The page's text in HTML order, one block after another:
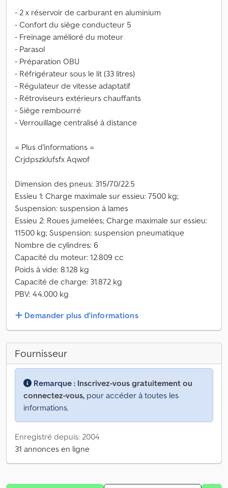
- 2 x réservoir de carburant en aluminium
- Confort du siège conducteur 5
- Freinage amélioré du moteur
- Parasol
- Préparation OBU
- Réfrigérateur sous le lit (33 litres)
- Régulateur de vitesse adaptatif
- Rétroviseurs extérieurs chauffants
- Siège rembourré
- Verrouillage centralisé à distance
= Plus d'informations =
Crjdpszklufsfx Aqwof
Dimension des pneus: 315/70/22.5
Essieu 1: Charge maximale sur essieu: 7500 kg;
Suspension: suspension à lames
Essieu 2: Roues jumelées; Charge maximale sur essieu:
11500 kg; Suspension: suspension pneumatique
Nombre de cylindres: 6
Capacité du moteur: 12.809 cc
Poids à vide: 8.128 kg
Capacité de charge: 31.872 kg
PBV: 44.000 kg
Demander plus d'informations
Fournisseur
Remarque : Inscrivez-vous gratuitement ou
connectez-vous, pour accéder à toutes les
informations.
Enregistré depuis: 2004
31 annonces en ligne